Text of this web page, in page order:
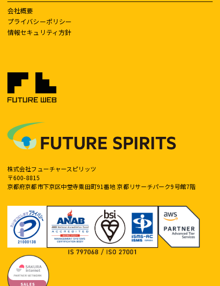
会社概要
プライバシーポリシー
情報セキュリティ方針
株式会社フューチャースピリッツ
〒600-8815
京都府京都市下京区中堂寺粟田町91番地 京都リサーチパーク9号館7階